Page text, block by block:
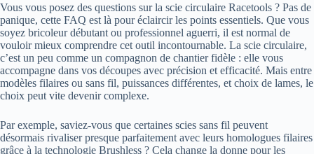
Vous vous posez des questions sur la scie circulaire Racetools ? Pas de
panique, cette FAQ est là pour éclaircir les points essentiels. Que vous
soyez bricoleur débutant ou professionnel aguerri, il est normal de
vouloir mieux comprendre cet outil incontournable. La scie circulaire,
c’est un peu comme un compagnon de chantier fidèle : elle vous
accompagne dans vos découpes avec précision et efficacité. Mais entre
modèles filaires ou sans fil, puissances différentes, et choix de lames, le
choix peut vite devenir complexe.
Par exemple, saviez-vous que certaines scies sans fil peuvent
désormais rivaliser presque parfaitement avec leurs homologues filaires
grâce à la technologie Brushless ? Cela change la donne pour les